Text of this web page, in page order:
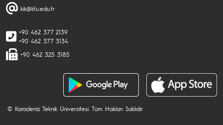
kik@ktu.edu.tr
+90 462 377 2139
+90 462 377 3134
+90 462 325 3185
© Karadeniz Teknik Üniversitesi. Tüm Hakları Saklıdır